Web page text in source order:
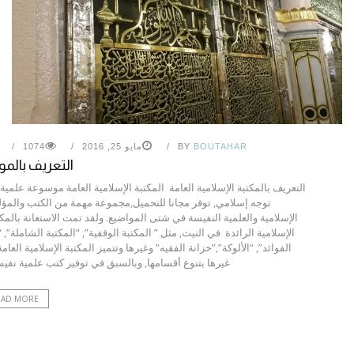
BY BOUTAHAR مايو 25, 2016 1074
التعريف
التعريف بالمكتبة الإسلامية العامة المكتبة الإسلامية العامة موسوعة
توجه إسلامي, توفر مجانا للتحميل,مجموعة مهمة من الكتب
الإسلامية والعلمية النفيسة في شتى المواضيع. ولقد تمت الاستعانة
الإسلامية الرائدة في النيت, مثل ” المكتبة الوقفية”, “المكتبة
الفوائد”, “الألوكة”,”خزانة الفقيه” وغيرها وتتميز المكتبة الإسلامية
غيرها بتنوع أقسامها, وبالسبق في توفير كتب علمية
MORE